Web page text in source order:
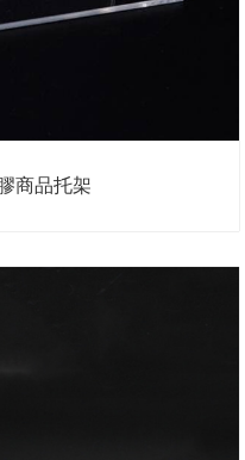
商品托架